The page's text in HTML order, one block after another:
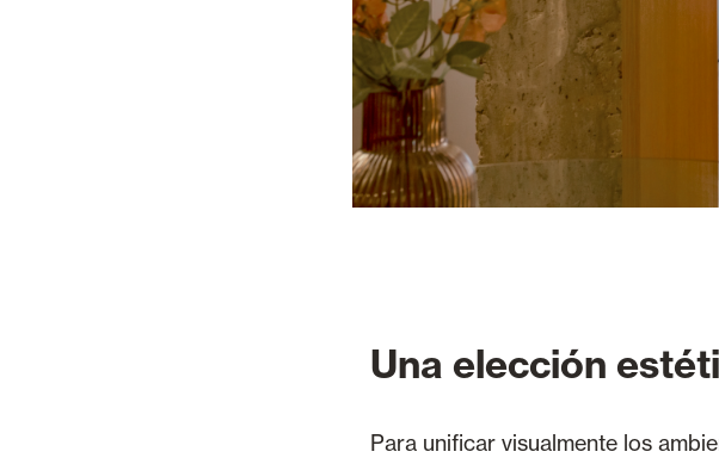
Una elección
Para unificar visualmente los